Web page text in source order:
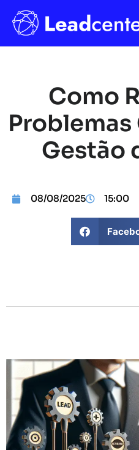
Como
Problemas
Gestão
08/08/2025 15:00